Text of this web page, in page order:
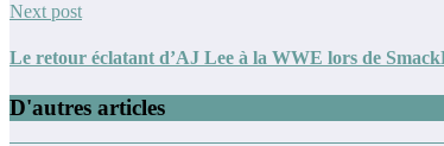
Next post
Le retour éclatant d’AJ Lee à la WWE lors de
D'autres articles